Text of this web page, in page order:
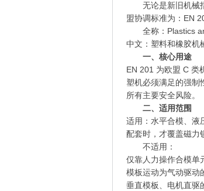
无论是新旧机械
盟协调标准为：EN
全称：Plastics
中文：塑料和橡胶
一、核心用途
EN 201 为欧盟 C 类
塑机必须满足的强制
所有主要安全风险。
二、适用范围
适用：水平合模、液
配套时，才覆盖磁力
不适用：
仅靠人力操作合模单
模板运动为气动驱动
垂直模板、电机直驱